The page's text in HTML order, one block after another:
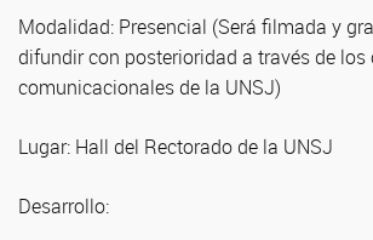
Modalidad: Presencial (Será filmada y
difundir con posterioridad a través de los
comunicacionales de la UNSJ)
Lugar: Hall del Rectorado de la UNSJ
Desarrollo: